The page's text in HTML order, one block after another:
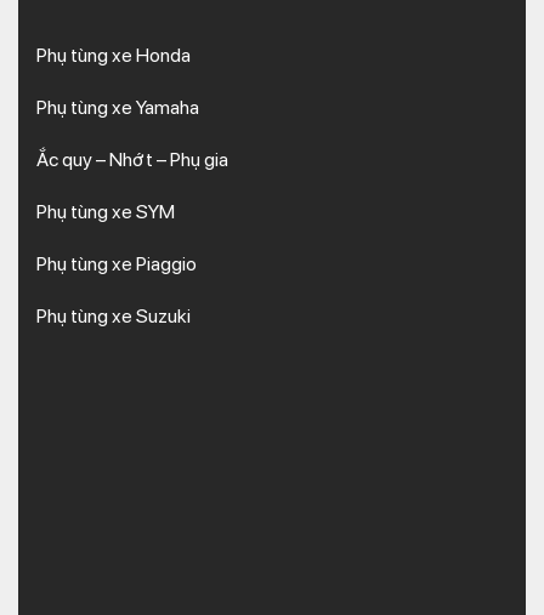
Phụ tùng xe Honda
Phụ tùng xe Yamaha
Ắc quy – Nhớt – Phụ gia
Phụ tùng xe SYM
Phụ tùng xe Piaggio
Phụ tùng xe Suzuki